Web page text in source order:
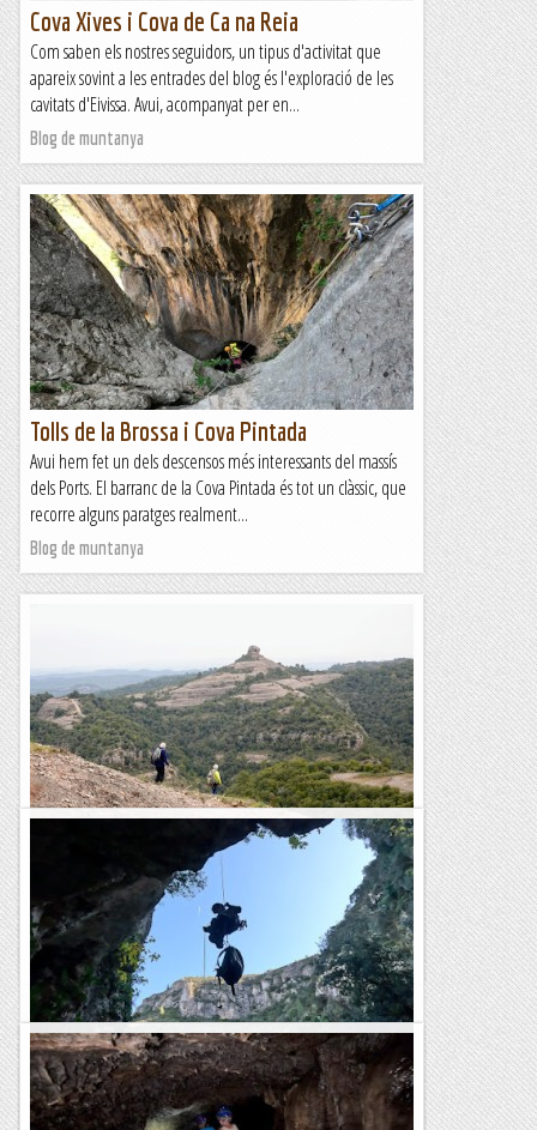
Cova Xives i Cova de Ca na Reia
Com saben els nostres seguidors, un tipus d'activitat que
apareix sovint a les entrades del blog és l'exploració de les
cavitats d'Eivissa. Avui, acompanyat per en...
Blog de muntanya
Tolls de la Brossa i Cova Pintada
Avui hem fet un dels descensos més interessants del massís
dels Ports. El barranc de la Cova Pintada és tot un clàssic, que
recorre alguns paratges realment...
Blog de muntanya
Serra de l'Obac - Cova del Frontal
Hem vingut novament al parc natural de Sant Llorenç de
Munt i l'Obac amb l'objectiu de fer un recorregut circular per
aquestes muntanyes. Avui l'objectiu principal era...
Blog de muntanya
Sot de l'Infern i Cova Bonica
L’activitat d’avui era realment per a col·leccionistes. El barranc
del Sot de l’Infern és un racó salvatge i solitari del massís del